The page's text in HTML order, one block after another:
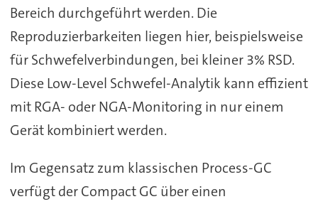
Bereich durchgeführt werden. Die
Reproduzierbarkeiten liegen hier, beispielsweise
für Schwefelverbindungen, bei kleiner 3% RSD.
Diese Low-Level Schwefel-Analytik kann effizient
mit RGA- oder NGA-Monitoring in nur einem
Gerät kombiniert werden.
Im Gegensatz zum klassischen Process-GC
verfügt der Compact GC über einen